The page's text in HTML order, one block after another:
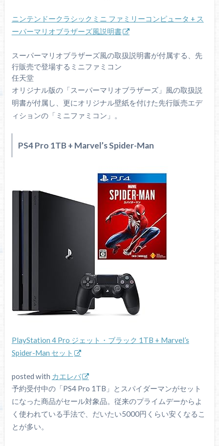
ニンテンドークラシックミニ ファミリーコンピュータ + ス
ーパーマリオブラザーズ風説明書
スーパーマリオブラザーズ風の取扱説明書が付属する、先
行販売で登場するミニファミコン
任天堂
オリジナル版の「スーパーマリオブラザーズ」風の取扱説
明書が付属し、更にオリジナル壁紙を付けた先行販売エデ
ィションの「ミニファミコン」。
PS4 Pro 1TB + Marvel’s Spider-Man
PlayStation 4 Pro ジェット・ブラック 1TB + Marvel’s
Spider-Man セット
posted with カエレバ
予約受付中の「PS4 Pro 1TB」とスパイダーマンがセット
になった商品がセール対象品。従来のプライムデーからよ
く使われている手法で、だいたい5000円くらい安くなるこ
とが多い。